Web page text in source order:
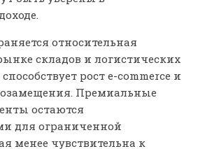
относительная
складов и логистических
рост e-commerce и
Премиальные
остаются
для ограниченной
менее чувствительна к